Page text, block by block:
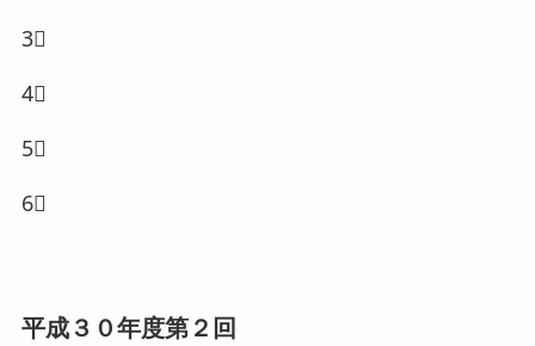
3⃣
4⃣
5⃣
6⃣
平成３０年度第２回